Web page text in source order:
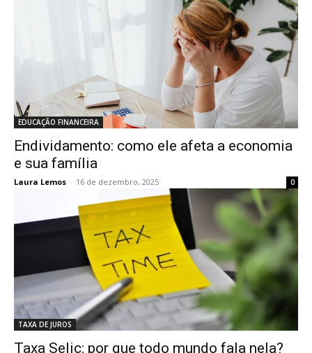
EDUCAÇÃO FINANCEIRA
Endividamento: como ele afeta a economia
e sua família
Laura Lemos - 16 de dezembro, 2025 0
TAXA DE JUROS
Taxa Selic: por que todo mundo fala nela?